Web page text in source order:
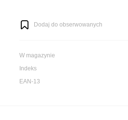
Dodaj do obserwowanych
W magazynie
Indeks
EAN-13